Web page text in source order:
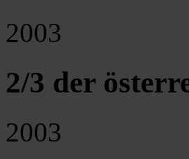
2003
2/3 der
2003